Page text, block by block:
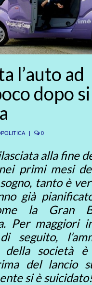
l’auto ad
dopo si
| 0
alla fine
primi mesi
tanto è
già
la Gran
Per maggiori
seguito,
della società
del lancio
si è